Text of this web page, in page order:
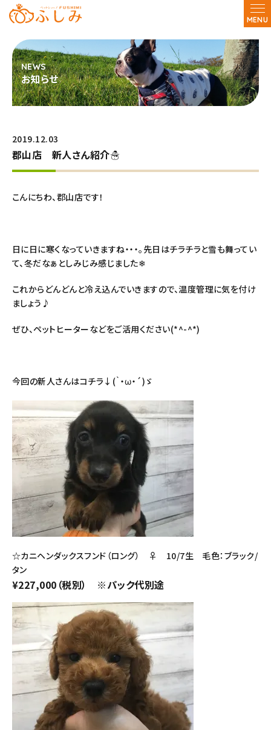
MENU
お知らせ
2019.12.03
郡山店 新人さん紹介☃
こんにちわ、郡山店です！
日に日に寒くなっていきますね・・・。先日はチラチラと雪も舞ってい
て、冬だなぁとしみじみ感じました❄
これからどんどんと冷え込んでいきますので、温度管理に気を付け
ましょう♪
ぜひ、ペットヒーターなどをご活用ください(*^-^*)
今回の新人さんはコチラ↓(｀・ω・´)ゞ
☆カニヘンダックスフンド（ロング） ♀ 10/7生 毛色：ブラック/
タン
¥227,000（税別） ※パック代別途